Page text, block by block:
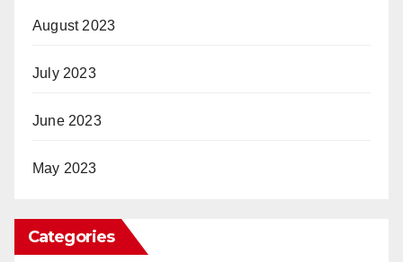
August 2023
July 2023
June 2023
May 2023
Categories